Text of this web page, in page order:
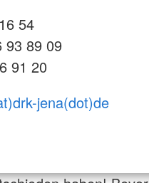
54
93 89 09
91 20
jena(dot)de